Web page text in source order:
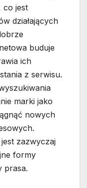
co jest
działających
buduje
ich
z serwisu.
marki jako
nowych
zazwyczaj
formy
prasa.